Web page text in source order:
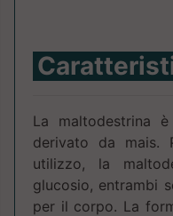
La maltodestrina
derivato da mais.
utilizzo, la
glucosio, entrambi
per il corpo. La